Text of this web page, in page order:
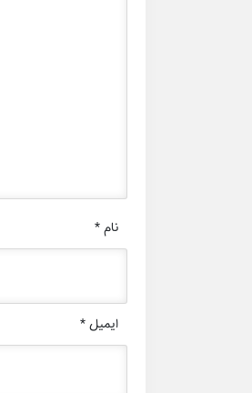
نام*
ایمیل*